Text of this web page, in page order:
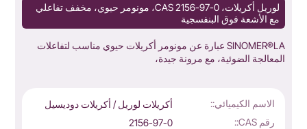
لوريل أكريلات، CAS 2156-97-0، مونومر حيوي، مخفف تفاعلي
مع الأشعة فوق البنفسجية
SINOMER®LA عبارة عن مونومر أكريلات حيوي مناسب لتفاعلات
المعالجة الضوئية، مع مرونة جيدة،
الاسم الكيميائي::
أكريلات لوريل / أكريلات دوديسيل
رقم CAS::
2156-97-0